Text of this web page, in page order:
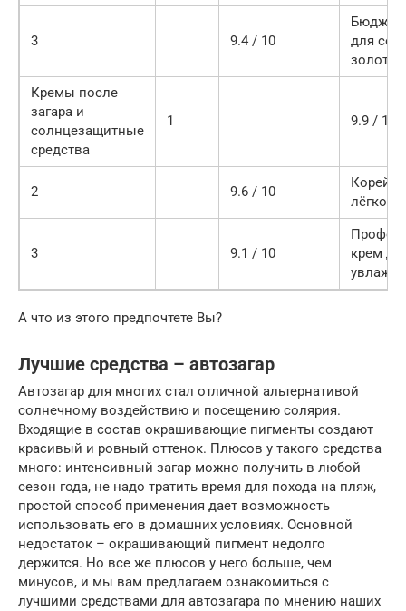
3 9.4 / 10
для
Кремы после
загара и
солнцезащитные
средства
1 9.9 / 10
2 9.6 / 10
лёгкой
3 9.1 / 10
крем
А что из этого предпочтете Вы?
Лучшие средства – автозагар
Автозагар для многих стал отличной альтернативой
солнечному воздействию и посещению солярия.
Входящие в состав окрашивающие пигменты создают
красивый и ровный оттенок. Плюсов у такого средства
много: интенсивный загар можно получить в любой
сезон года, не надо тратить время для похода на пляж,
простой способ применения дает возможность
использовать его в домашних условиях. Основной
недостаток – окрашивающий пигмент недолго
держится. Но все же плюсов у него больше, чем
минусов, и мы вам предлагаем ознакомиться с
лучшими средствами для автозагара по мнению наших